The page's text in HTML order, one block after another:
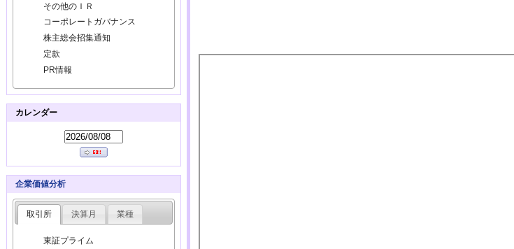
その他のＩＲ
コーポレートガバナンス
株主総会招集通知
定款
PR情報
カレンダー
企業価値分析
取引所 決算月 業種
東証プライム